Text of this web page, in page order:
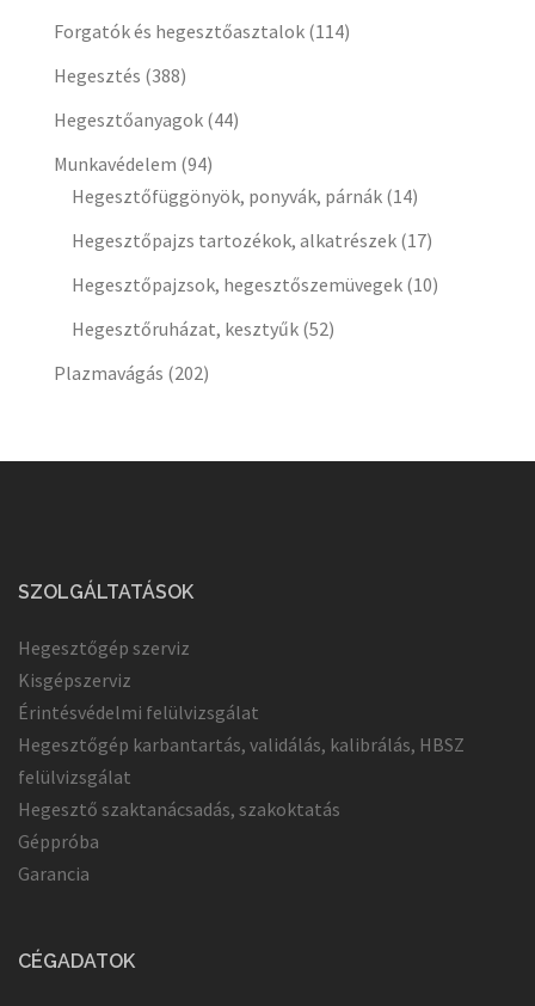
Forgatók és hegesztőasztalok (114)
Hegesztés (388)
Hegesztőanyagok (44)
Munkavédelem (94)
Hegesztőfüggönyök, ponyvák, párnák (14)
Hegesztőpajzs tartozékok, alkatrészek (17)
Hegesztőpajzsok, hegesztőszemüvegek (10)
Hegesztőruházat, kesztyűk (52)
Plazmavágás (202)
SZOLGÁLTATÁSOK
Hegesztőgép szerviz
Kisgépszerviz
Érintésvédelmi felülvizsgálat
Hegesztőgép karbantartás, validálás, kalibrálás, HBSZ
felülvizsgálat
Hegesztő szaktanácsadás, szakoktatás
Géppróba
Garancia
CÉGADATOK